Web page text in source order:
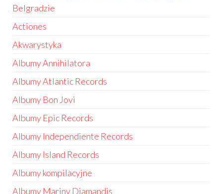
Belgradzie
Actiones
Akwarystyka
Albumy Annihilatora
Albumy Atlantic Records
Albumy Bon Jovi
Albumy Epic Records
Albumy Independiente Records
Albumy Island Records
Albumy kompilacyjne
Albumy Mariny Diamandis